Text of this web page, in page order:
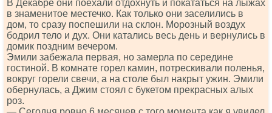
В Декабре они поехали отдохнуть и покататься на лыжах
в знаменитое местечко. Как только они заселились в
дом, то сразу поспешили на склон. Морозный воздух
бодрил тело и дух. Они катались весь день и вернулись в
домик поздним вечером.
Эмили забежала первая, но замерла по середине
гостиной. В комнате горел камин, потрескивали поленья,
вокруг горели свечи, а на столе был накрыт ужин. Эмили
обернулась, а Джим стоял с букетом прекрасных алых
роз.